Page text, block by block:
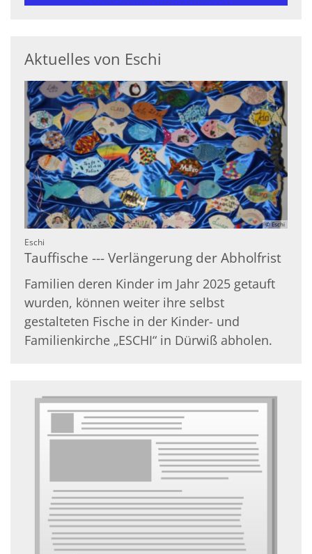
Aktuelles von Eschi
© Eschi
Eschi
Tauffische --- Verlängerung der Abholfrist
Familien deren Kinder im Jahr 2025 getauft
wurden, können weiter ihre selbst
gestalteten Fische in der Kinder- und
Familienkirche „ESCHI“ in Dürwiß abholen.